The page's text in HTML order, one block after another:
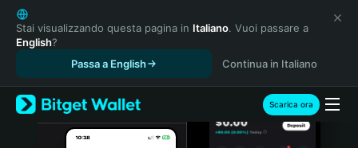
English
日本語
Tiếng Việt
Español (Latinoamérica)
Türkçe
Italiano
Stai visualizzando questa pagina in Italiano. Vuoi passare a
English?
Passa a English
Continua in Italiano
Scarica ora